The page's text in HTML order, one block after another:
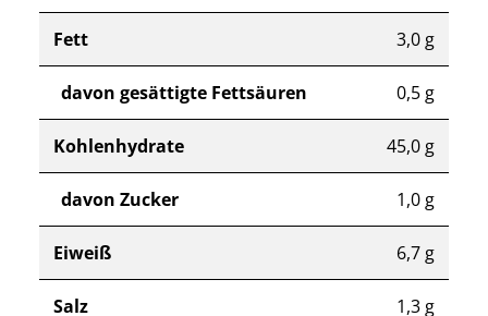
Fett 3,0 g
davon gesättigte Fettsäuren 0,5 g
Kohlenhydrate 45,0 g
davon Zucker 1,0 g
Eiweiß 6,7 g
Salz 1,3 g